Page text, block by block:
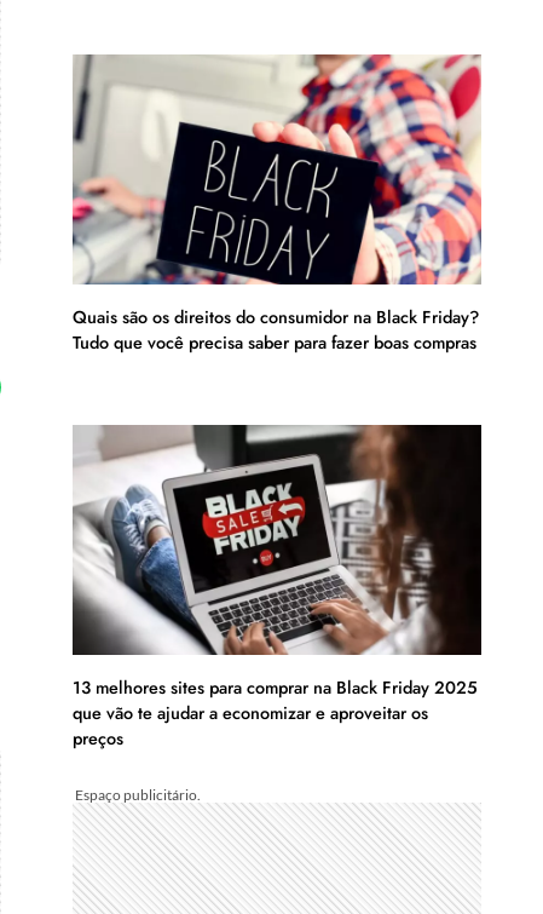
Quais são os direitos do consumidor na Black Friday?
Tudo que você precisa saber para fazer boas compras
13 melhores sites para comprar na Black Friday 2025
que vão te ajudar a economizar e aproveitar os
preços